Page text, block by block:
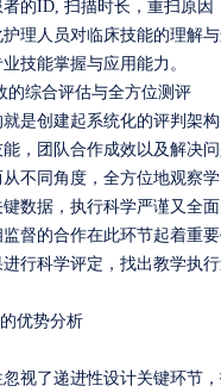
的ID, 扫描时长，重扫原
理人员对临床技能的理解
技能掌握与应用能力。
的综合评估与全方位测评
是创建起系统化的评判架
，团队合作成效以及解决
不同角度，全方位地观察
数据，执行科学严谨又全
督的合作在此环节起着重
行科学评定，找出教学执
优势分析
视了递进性设计关键环节